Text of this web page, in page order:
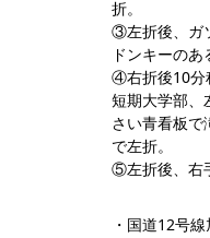
折。
③左折後、ガ
ドンキーのあ
④右折後10分
短期大学部、
さい青看板で
で左折。
⑤左折後、右
・国道12号